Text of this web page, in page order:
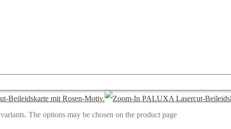
The options may be chosen on the product page